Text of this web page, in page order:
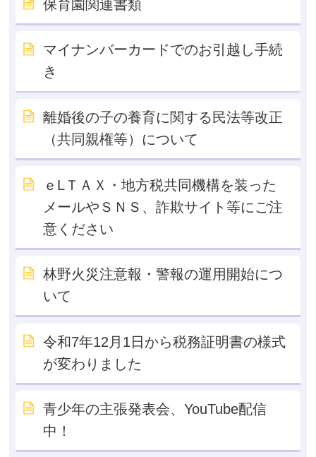
保育園関連書類
マイナンバーカードでのお引越し手続
き
離婚後の子の養育に関する民法等改正
（共同親権等）について
ｅLＴＡＸ・地方税共同機構を装った
メールやＳＮＳ、詐欺サイト等にご注
意ください
林野火災注意報・警報の運用開始につ
いて
令和7年12月1日から税務証明書の様式
が変わりました
青少年の主張発表会、YouTube配信
中！